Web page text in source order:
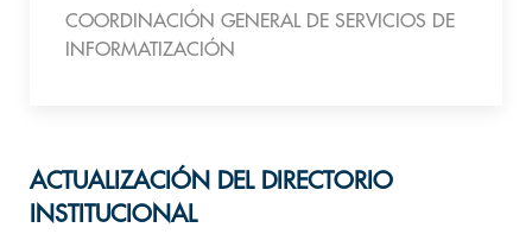
COORDINACIÓN GENERAL DE SERVICIOS DE
INFORMATIZACIÓN
ACTUALIZACIÓN DEL DIRECTORIO
INSTITUCIONAL